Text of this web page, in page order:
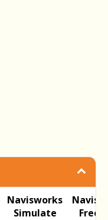
Navisworks
Simulate